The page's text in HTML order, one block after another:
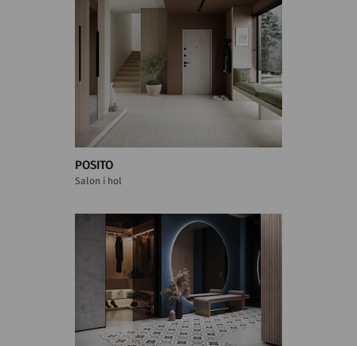
POSITO
Salon i hol